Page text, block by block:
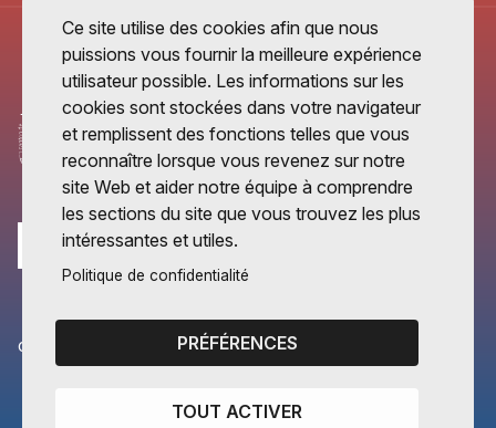
CANTONS PARTENAIRES
Vaud
Ce site utilise des cookies afin que nous
puissions vous fournir la meilleure expérience
utilisateur possible. Les informations sur les
cookies sont stockées dans votre navigateur
et remplissent des fonctions telles que vous
reconnaître lorsque vous revenez sur notre
site Web et aider notre équipe à comprendre
les sections du site que vous trouvez les plus
intéressantes et utiles.
Politique de confidentialité
PRÉFÉRENCES
TOUT ACTIVER